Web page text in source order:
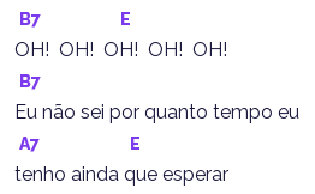
B7 E
OH!  OH!  OH!  OH!  OH!
B7
Eu não sei por quanto tempo eu
A7 E
tenho ainda que esperar